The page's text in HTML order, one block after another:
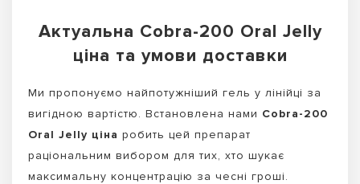
Актуальна Cobra-200 Oral Jelly
ціна та умови доставки
Ми пропонуємо найпотужніший гель у лінійці за
вигідною вартістю. Встановлена нами Cobra-200
Oral Jelly ціна робить цей препарат
раціональним вибором для тих, хто шукає
максимальну концентрацію за чесні гроші.